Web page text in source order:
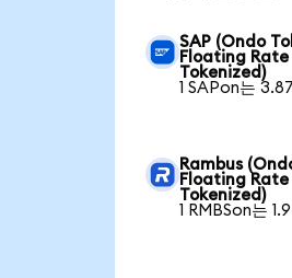
SAP (Ondo
Floating
Tokenized)
1 SAPon는
Rambus
Floating
Tokenized)
1 RMBSon는